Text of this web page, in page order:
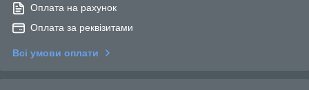
Оплата на рахунок
Оплата за реквізитами
Всі умови оплати